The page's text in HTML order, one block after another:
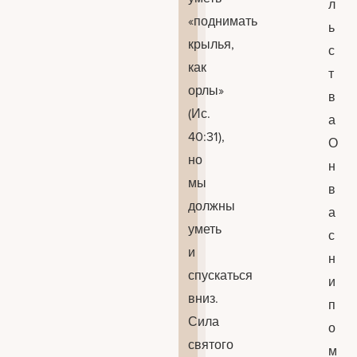
«поднимать
крылья,
как
орлы»
(Ис.
40:31),
но
мы
должны
уметь
и
спускаться
вниз.
Сила
святого
л
ь
с
т
в
а
О
н
в
а
с
н
и
п
о
м